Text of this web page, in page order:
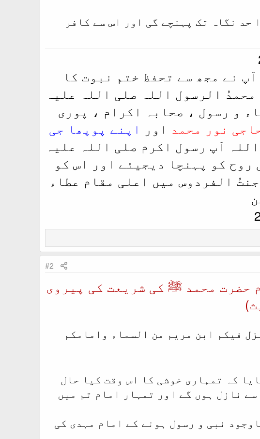
حد نگاہ تک پہنچے گی اور اس سے کافر
نے مجھ سے تحفظ ختم نبوت کا
الرسول اللہ صلی اللہ علیہ
و رسول ، صحابہ اکرام ، پوری
نور محمد اور
اپنے پوپھا جی
آپ رسول اکرم صلی اللہ علیہ
کو پہنچا دیجیئے اور اس کو
الفردوس میں اعلی مقام عطاء
#2
حضرت محمد ﷺ کی شریعت کی پیروی
فیکم ابن مریم من السماء وامامکم
کہ تمہاری خوشی کا اس وقت کیا حال
نازل ہوں گے اور تمہار امام تم میں
نبی و رسول ہونے کے امام مہدی کی